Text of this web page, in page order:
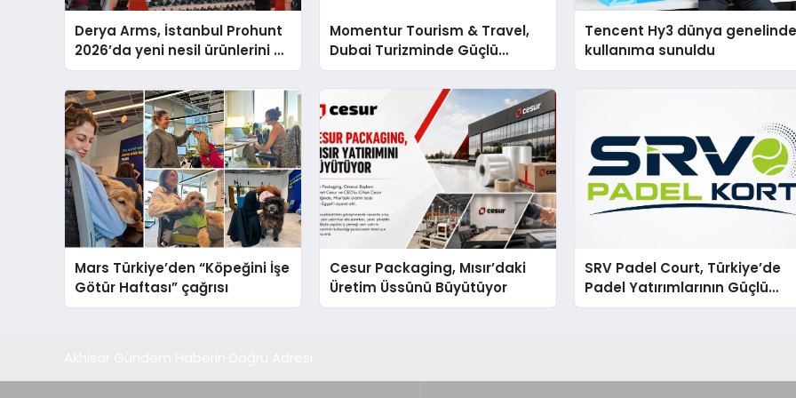
Derya Arms, İstanbul Prohunt
2026’da yeni nesil ürünlerini ve
global marka vizyonunu
sergiledi
Momentur Tourism & Travel,
Dubai Turizminde Güçlü
Operasyon Ağıyla Fark
Tencent Hy3 dünya
kullanıma sunuldu
Mars Türkiye’den “Köpeğini İşe
Götür Haftası” çağrısı
Cesur Packaging, Mısır’daki
Üretim Üssünü Büyütüyor
SRV Padel Court, Türkiye’de
Padel Yatırımlarının Güçlü
Markası Olmayı Sürdürüyor